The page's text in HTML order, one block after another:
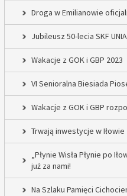
Droga w Emilianowie
Jubileusz 50-lecia SKF
Wakacje z GOK i GBP 2023
VI Senioralna Biesiada
Wakacje z GOK i GBP
Trwają inwestycje w Iłowie
„Płynie Wisła Płynie po
już za nami!
Na Szlaku Pamięci